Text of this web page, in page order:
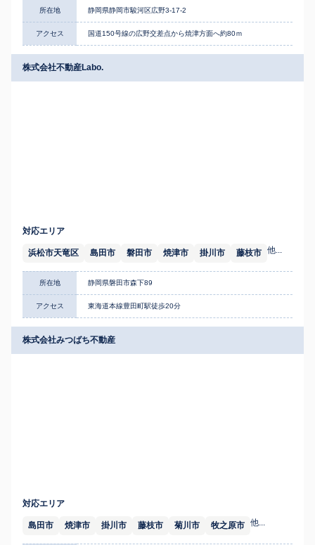
所在地 静岡県静岡市駿河区広野3-17-2
アクセス 国道150号線の広野交差点から焼津方面へ約80ｍ
株式会社不動産Labo.
対応エリア
浜松市天竜区 島田市 磐田市 焼津市 掛川市 藤枝市 他...
所在地 静岡県磐田市森下89
アクセス 東海道本線豊田町駅徒歩20分
株式会社みつばち不動産
対応エリア
島田市 焼津市 掛川市 藤枝市 菊川市 牧之原市 他...